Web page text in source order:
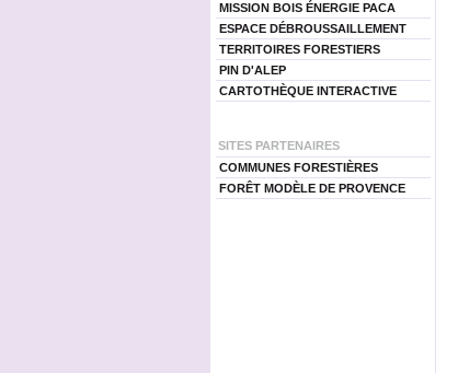
MISSION BOIS ÉNERGIE PACA
ESPACE DÉBROUSSAILLEMENT
TERRITOIRES FORESTIERS
PIN D'ALEP
CARTOTHÈQUE INTERACTIVE
SITES PARTENAIRES
COMMUNES FORESTIÈRES
FORÊT MODÈLE DE PROVENCE